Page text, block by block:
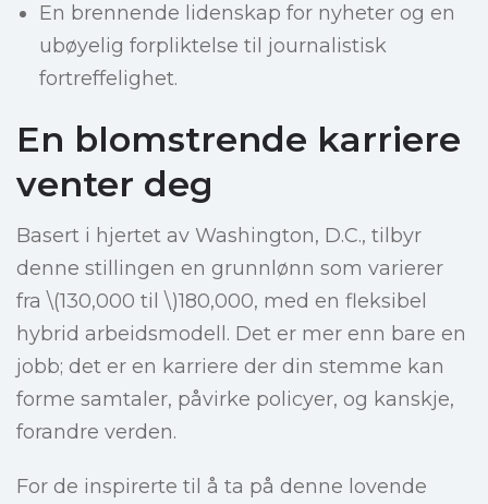
En brennende lidenskap for nyheter og en
ubøyelig forpliktelse til journalistisk
fortreffelighet.
En blomstrende karriere
venter deg
Basert i hjertet av Washington, D.C., tilbyr
denne stillingen en grunnlønn som varierer
fra \(130,000 til \)180,000, med en fleksibel
hybrid arbeidsmodell. Det er mer enn bare en
jobb; det er en karriere der din stemme kan
forme samtaler, påvirke policyer, og kanskje,
forandre verden.
For de inspirerte til å ta på denne lovende